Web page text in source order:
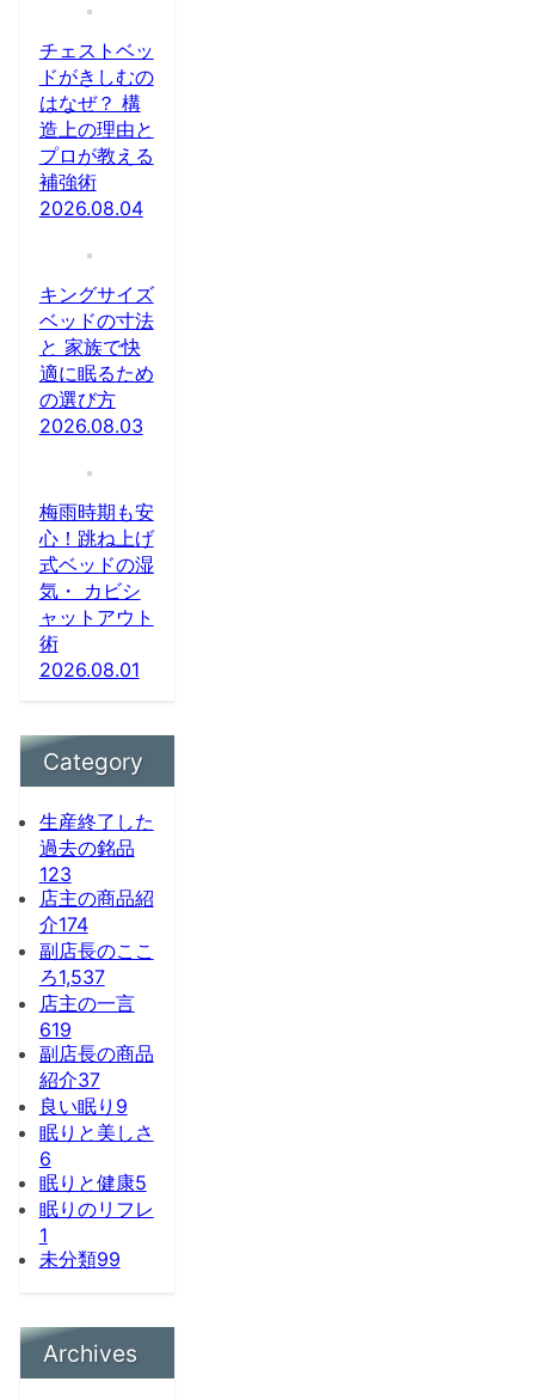
チェストベッ
ドがきしむの
はなぜ？ 構
造上の理由と
プロが教える
補強術
2026.08.04
キングサイズ
ベッドの寸法
と 家族で快
適に眠るため
の選び方
2026.08.03
梅雨時期も安
心！跳ね上げ
式ベッドの湿
気・ カビシ
ャットアウト
術
2026.08.01
Category
生産終了した
過去の銘品
123
店主の商品紹
介174
副店長のここ
ろ1,537
店主の一言
619
副店長の商品
紹介37
良い眠り 9
眠りと美しさ
6
眠りと健康5
眠りのリフレ
1
未分類99
Archives